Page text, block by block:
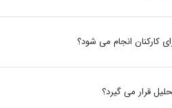
کارکنان انجام می شود؟
قرار می گیرد؟